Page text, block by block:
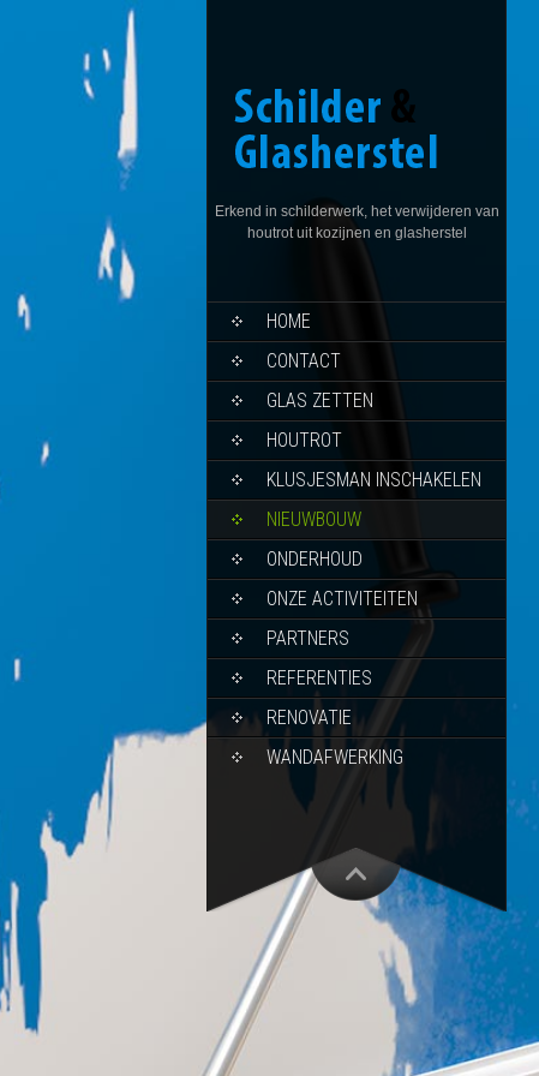
Erkend in schilderwerk, het verwijderen van
houtrot uit kozijnen en glasherstel
HOME
CONTACT
GLAS ZETTEN
HOUTROT
KLUSJESMAN INSCHAKELEN
NIEUWBOUW
ONDERHOUD
ONZE ACTIVITEITEN
PARTNERS
REFERENTIES
RENOVATIE
WANDAFWERKING